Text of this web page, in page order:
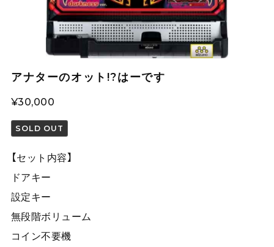
アナターのオット!?はーです
¥30,000
SOLD OUT
【セット内容】
ドアキー
設定キー
無段階ボリューム
コイン不要機